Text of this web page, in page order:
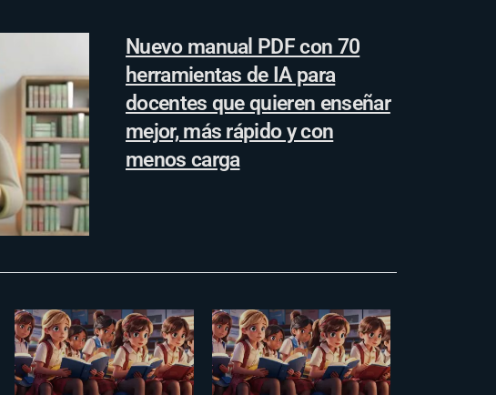
Nuevo manual PDF con 70
herramientas de IA para
docentes que quieren enseñar
mejor, más rápido y con
menos carga